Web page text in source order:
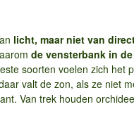
licht, maar niet van
de vensterbank in de
soorten voelen zich het
valt de zon, als ze niet
Van trek houden